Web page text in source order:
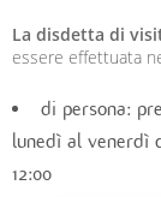
La disdetta di
essere effettuata
di persona:
lunedì al venerdì
12:00